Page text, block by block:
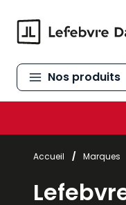
Nos produits
Accueil / Marques